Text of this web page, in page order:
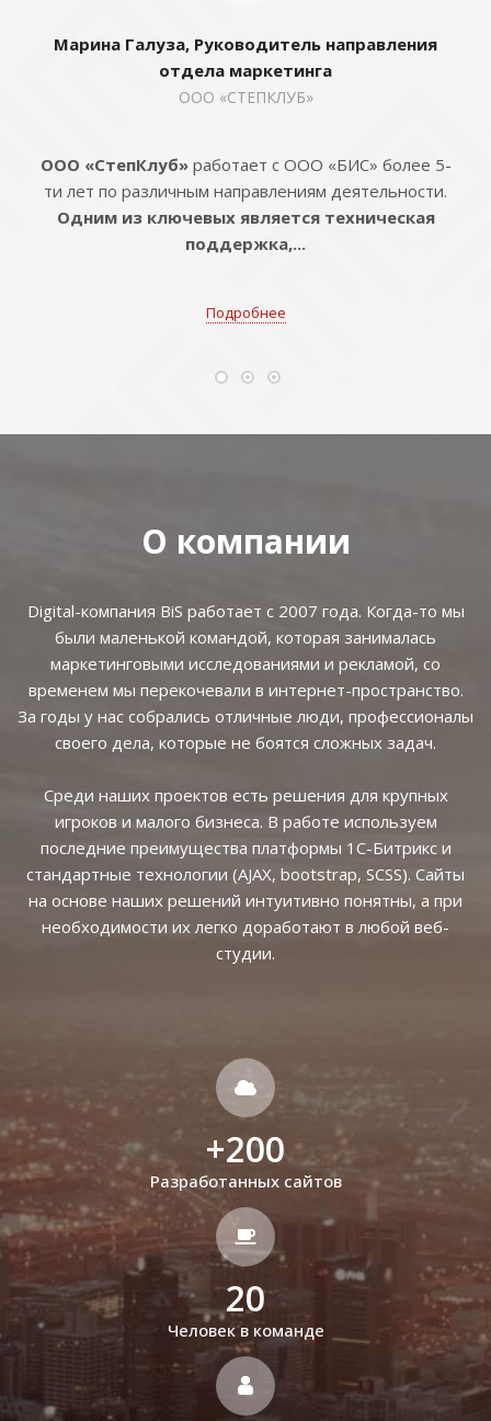
Марина Галуза, Руководитель направления
отдела маркетинга
ООО «СТЕПКЛУБ»
ООО «СтепКлуб»работает с ООО «БИС» более 5-
ти лет по различным направлениям деятельности.
Одним из ключевых является техническая
поддержка,...
Подробнее
О компании
Digital-компания BiS работает с 2007 года. Когда-то мы
были маленькой командой, которая занималась
маркетинговыми исследованиями и рекламой, со
временем мы перекочевали в интернет-пространство.
За годы у нас собрались отличные люди, профессионалы
своего дела, которые не боятся сложных задач.
Среди наших проектов есть решения для крупных
игроков и малого бизнеса. В работе используем
последние преимущества платформы 1С-Битрикс и
стандартные технологии (AJAX, bootstrap, SCSS). Сайты
на основе наших решений интуитивно понятны, а при
необходимости их легко доработают в любой веб-
студии.
+200
Разработанных сайтов
20
Человек в команде